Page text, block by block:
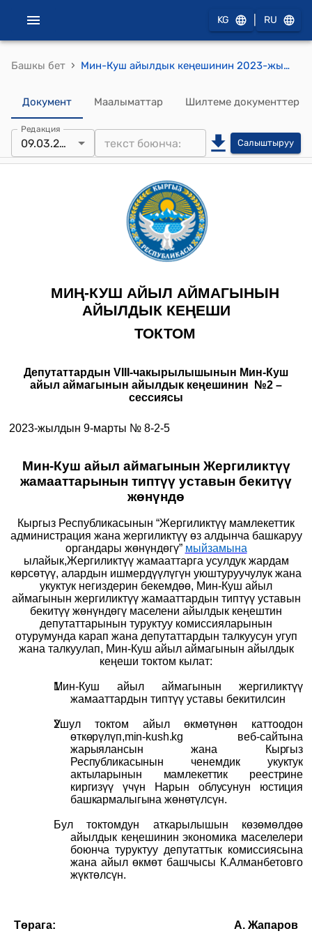
KG RU
Башкы бет › Мин-Куш айылдык кеңешинин 2023-жылдын 09-мартындагы "Мин-Куш айыл аймагынын Жергиликтүү жамааттарынын типтүү уставын бекитүү жөнүндө" токтому
Документ Маалыматтар Шилтеме документтер
Редакция
09.03.2023 Салыштыруу